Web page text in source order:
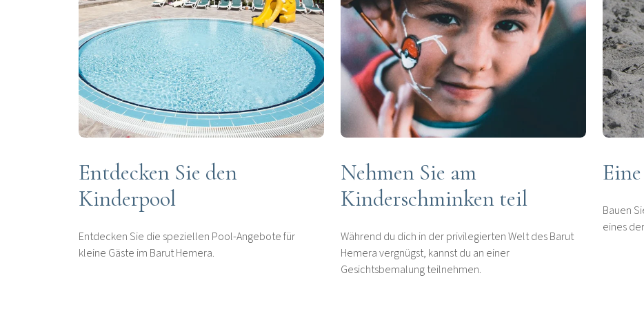
Entdecken Sie den
Kinderpool
Entdecken Sie die speziellen Pool-Angebote für
kleine Gäste im Barut Hemera.
Nehmen Sie am
Kinderschminken teil
Während du dich in der privilegierten Welt des Barut
Hemera vergnügst, kannst du an einer
Gesichtsbemalung teilnehmen.
Bauen
eines